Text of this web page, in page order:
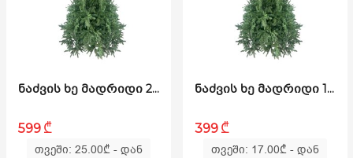
ᲜᲐᲫᲕᲘᲡ ᲮᲔ ᲛᲐᲓᲠᲘᲓᲘ 210 ᲡᲛ (LS-210)
599 ₾
თვეში: 25.00₾- დან
ᲜᲐᲫᲕᲘᲡ ᲮᲔ ᲛᲐᲓᲠᲘᲓᲘ 180 ᲡᲛ (LS-180)
399 ₾
თვეში: 17.00₾- დან